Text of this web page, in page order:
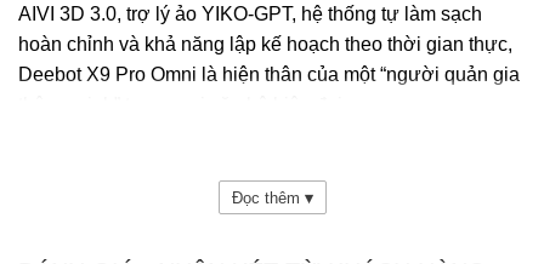
AIVI 3D 3.0, trợ lý ảo YIKO-GPT, hệ thống tự làm sạch
hoàn chỉnh và khả năng lập kế hoạch theo thời gian thực,
Deebot X9 Pro Omni là hiện thân của một “người quản gia
Đọc thêm ▾